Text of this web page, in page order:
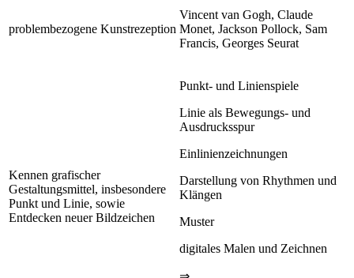
problembezogene Kunstrezeption
Vincent van Gogh, Claude
Monet, Jackson Pollock, Sam
Francis, Georges Seurat
Kennen grafischer
Gestaltungsmittel, insbesondere
Punkt und Linie, sowie
Entdecken neuer Bildzeichen
Punkt- und Linienspiele
Linie als Bewegungs- und
Ausdrucksspur
Einlinienzeichnungen
Darstellung von Rhythmen und
Klängen
Muster
digitales Malen und Zeichnen